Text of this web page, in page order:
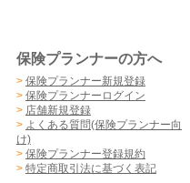
保険プランナーの方へ
> 保険プランナー新規登録
> 保険プランナーログイン
> 店舗新規登録
> よくある質問(保険プランナー向
け)
> 保険プランナー登録規約
> 特定商取引法に基づく表記